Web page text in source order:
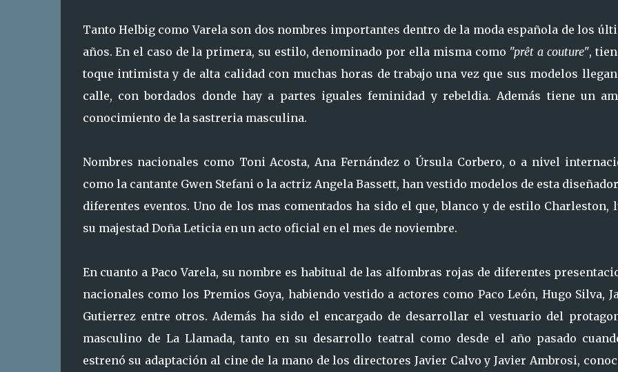
Tanto Helbig como Varela son dos nombres importantes dentro de la moda española de los
años. En el caso de la primera, su estilo, denominado por ella misma como "prêt a couture",
toque intimista y de alta calidad con muchas horas de trabajo una vez que sus modelos
calle, con bordados donde hay a partes iguales feminidad y rebeldia. Además tiene un
conocimiento de la sastreria masculina.
Nombres nacionales como Toni Acosta, Ana Fernández o Úrsula Corbero, o a nivel
como la cantante Gwen Stefani o la actriz Angela Bassett, han vestido modelos de esta
diferentes eventos. Uno de los mas comentados ha sido el que, blanco y de estilo Charleston,
su majestad Doña Leticia en un acto oficial en el mes de noviembre.
En cuanto a Paco Varela, su nombre es habitual de las alfombras rojas de diferentes
nacionales como los Premios Goya, habiendo vestido a actores como Paco León, Hugo Silva,
Gutierrez entre otros. Además ha sido el encargado de desarrollar el vestuario del
masculino de La Llamada, tanto en su desarrollo teatral como desde el año pasado
estrenó su adaptación al cine de la mano de los directores Javier Calvo y Javier Ambrosi,